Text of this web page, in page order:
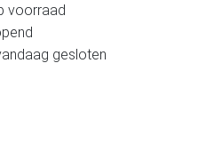
voorraad
gesloten